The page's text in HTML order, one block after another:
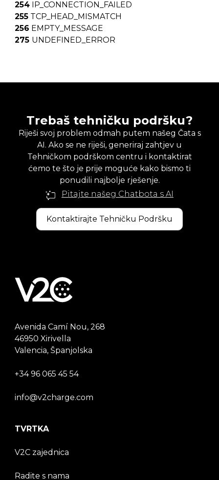
254 IP_CONNECTION_FAILED
255 TCP_HEAD_MISMATCH
256 EMPTY_MESSAGE
275 UNDEFINED_ERROR
Trebaš tehničku podršku?
Riješi svoj problem odmah putem našeg Čata s
AI. Ako se ne riješi, generiraj zahtjev u
Tehničkom podrškom centru i kontaktirat
ćemo te što je prije moguće kako bismo ti
ponudili najbolje rješenje.
Pitajte našeg Chatbota s AI
Kontaktirajte Tehničku Podršku
Avenida Camí Nou, 268
46950 Xirivella
Valencia, Španjolska
+34 96 065 45 54
info@v2charge.com
TVRTKA
V2C zajednica
Radite s nama